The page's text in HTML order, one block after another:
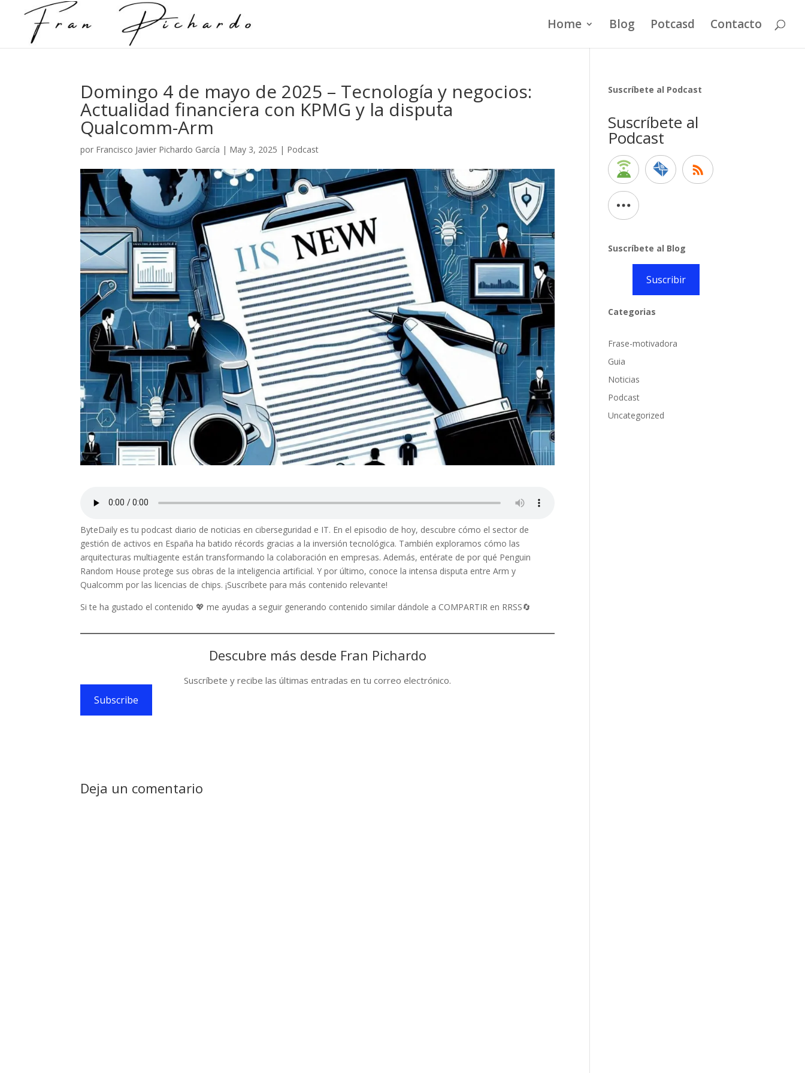
Home Blog Potcasd Contacto
Domingo 4 de mayo de 2025 – Tecnología y negocios:
Actualidad financiera con KPMG y la disputa
Qualcomm-Arm
por Francisco Javier Pichardo García | May 3, 2025 | Podcast
ByteDaily es tu podcast diario de noticias en ciberseguridad e IT. En el episodio de hoy, descubre cómo el sector de
gestión de activos en España ha batido récords gracias a la inversión tecnológica. También exploramos cómo las
arquitecturas multiagente están transformando la colaboración en empresas. Además, entérate de por qué Penguin
Random House protege sus obras de la inteligencia artificial. Y por último, conoce la intensa disputa entre Arm y
Qualcomm por las licencias de chips. ¡Suscríbete para más contenido relevante!
Si te ha gustado el contenido 💖 me ayudas a seguir generando contenido similar dándole a COMPARTIR en RRSS🔄
Descubre más desde Fran Pichardo
Suscríbete y recibe las últimas entradas en tu correo electrónico.
Subscribe
Deja un comentario
Suscríbete al Podcast
Suscríbete al
Podcast
Suscríbete al Blog
Suscribir
Categorias
Frase-motivadora
Guia
Noticias
Podcast
Uncategorized